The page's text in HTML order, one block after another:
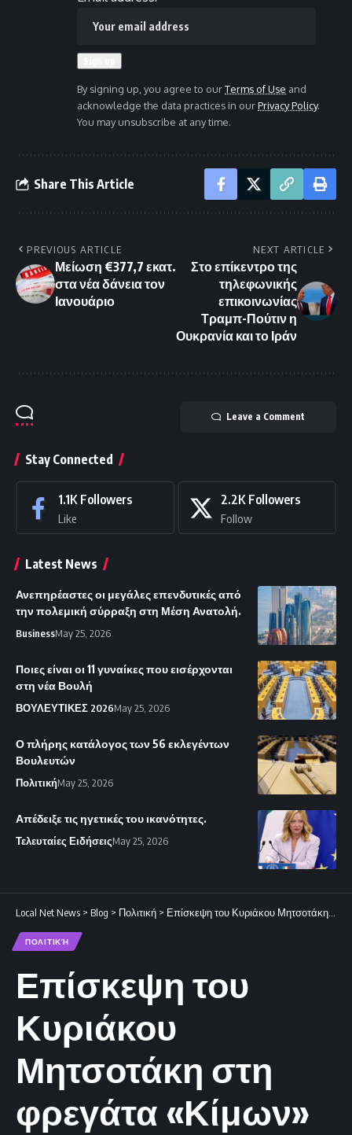
By signing up, you agree to ourTerms of Use and
acknowledge the data practices in ourPrivacy Policy.
You may unsubscribe at any time.
Share This Article
PREVIOUS ARTICLE
Μείωση €377,7 εκατ.
στα νέα δάνεια τον
Ιανουάριο
NEXT ARTICLE
Στο επίκεντρο της
τηλεφωνικής
επικοινωνίας
Τραμπ-Πούτιν η
Ουκρανία και το Ιράν
Leave a Comment
Stay Connected
1.1K Followers
Like
2.2K Followers
Follow
Latest News
Ανεπηρέαστες οι μεγάλες επενδυτικές από
την πολεμική σύρραξη στη Μέση Ανατολή.
BusinessMay 25, 2026
Ποιες είναι οι 11 γυναίκες που εισέρχονται
στη νέα Βουλή
ΒΟΥΛΕΥΤΙΚΕΣ 2026May 25, 2026
Ο πλήρης κατάλογος των 56 εκλεγέντων
Βουλευτών
ΠολιτικήMay 25, 2026
Απέδειξε τις ηγετικές του ικανότητες.
Τελευταίες ΕιδήσειςMay 25, 2026
Local Net News > Blog > Πολιτική > Επίσκεψη του Κυριάκου Μητσοτάκη στη φρεγάτα «Κίμων»
ΠΟΛΙΤΙΚΉ
Επίσκεψη του
Κυριάκου
Μητσοτάκη στη
φρεγάτα «Κίμων»